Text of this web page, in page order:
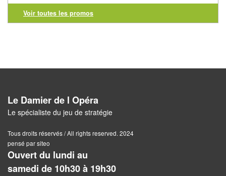
Accessoires
traditionnels
Dominos
Jeu
de
Dames
Coffrets
Voir toutes les promos
Le Damier de l Opéra
Le spécialiste du jeu de stratégie
Tous droits réservés / All rights reserved. 2024
pensé par siteo
Ouvert du lundi au
samedi de 10h30 à 19h30